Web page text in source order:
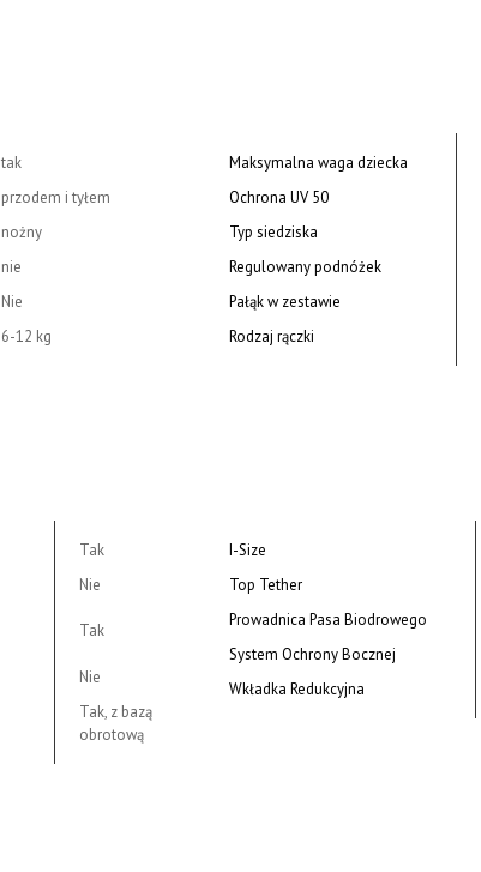
tak
przodem i tyłem
nożny
nie
Nie
6-12 kg
Maksymalna waga dziecka
Ochrona UV 50
Typ siedziska
Regulowany podnóżek
Pałąk w zestawie
Rodzaj rączki
Tak
Nie
Tak
Nie
Tak, z bazą
obrotową
I-Size
Top Tether
Prowadnica Pasa Biodrowego
System Ochrony Bocznej
Wkładka Redukcyjna